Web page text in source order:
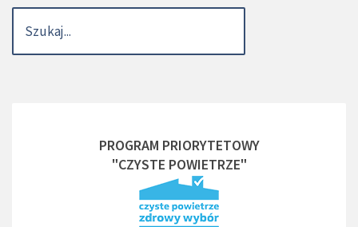
PROGRAM PRIORYTETOWY
"CZYSTE POWIETRZE"